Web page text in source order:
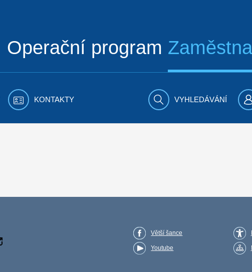
Operační program
KONTAKTY VYHLEDÁVÁNÍ
Větší šance
Youtube